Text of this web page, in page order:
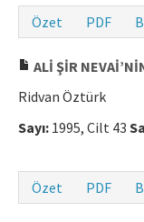
Özet
PDF
ALİ ŞİR
Ridvan Öztürk
Sayı: 1995, Cilt 43
Özet
PDF